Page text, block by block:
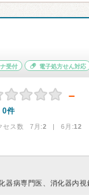
受付 電子処方せん対応
－
0件
セス数 7月:2 | 6月:12
器病専門医、消化器内視